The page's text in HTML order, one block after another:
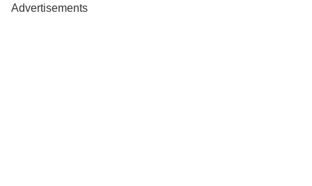
Advertisements